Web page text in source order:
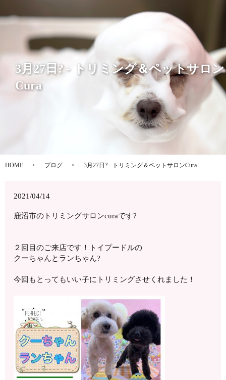
3月27日? - トリミング＆ペットサロン
Cura
HOME ブログ 3月27日? - トリミング＆ペットサロンCura
2021/04/14
鹿沼市のトリミングサロンcuraです?
２回目のご来店です！トイプードルの
クーちゃんとランちゃん?
今回もとってもいい子にトリミングさせくれました！